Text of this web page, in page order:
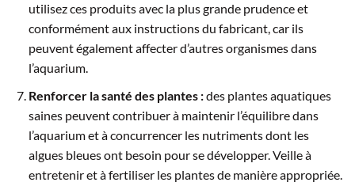
utilisez ces produits avec la plus grande prudence et
conformément aux instructions du fabricant, car ils
peuvent également affecter d’autres organismes dans
l’aquarium.
Renforcer la santé des plantes :des plantes aquatiques
saines peuvent contribuer à maintenir l’équilibre dans
l’aquarium et à concurrencer les nutriments dont les
algues bleues ont besoin pour se développer. Veille à
entretenir et à fertiliser les plantes de manière appropriée.